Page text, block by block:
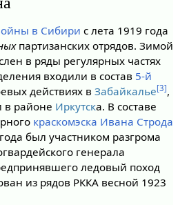
в Сибири с лета 1919 года
партизанских отрядов. Зимой
в ряды регулярных частях
входили в состав 5-й
действиях в Забайкалье[3],
в районе Иркутска. В составе
краскомэска Ивана Строда
был участником разгрома
генерала
ледовый поход
из рядов РККА весной 1923